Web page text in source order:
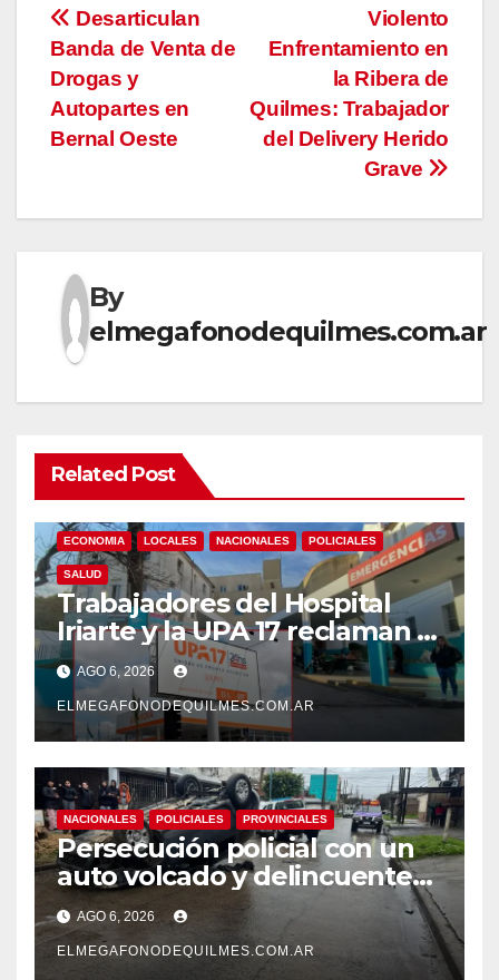
Navegación
de
entradas
Violento
Enfrentamiento en
la Ribera de
Quilmes: Trabajador
del Delivery Herido
Grave
Desarticulan
Banda de Venta de
Drogas y
Autopartes en
Bernal Oeste
By
elmegafonodequilmes.com.ar
Related Post
ECONOMIA LOCALES NACIONALES POLICIALES
SALUD
Trabajadores del Hospital
Iriarte y la UPA 17 reclaman el
pase a planta de becarios y
mejoras laborales
AGO 6, 2026
ELMEGAFONODEQUILMES.COM.AR
NACIONALES POLICIALES PROVINCIALES
Persecución policial con un
auto volcado y delincuentes
detenidos en San Francisco
Solano
AGO 6, 2026
ELMEGAFONODEQUILMES.COM.AR